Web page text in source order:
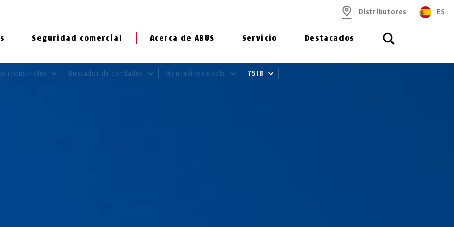
Seguridad comercial Acerca de ABUS Servicio Destacados
Distributores ES
industriales Buscador de candados Marine/inoxidable 75IB